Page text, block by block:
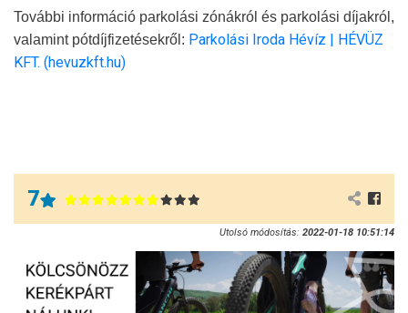
További információ parkolási zónákról és parkolási díjakról,
valamint pótdíjfizetésekről: Parkolási Iroda Hévíz | HÉVÜZ
KFT. (hevuzkft.hu)
7
Utolsó módosítás: 2022-01-18 10:51:14